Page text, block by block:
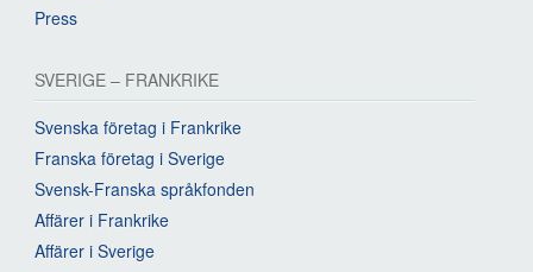
Press
SVERIGE – FRANKRIKE
Svenska företag i Frankrike
Franska företag i Sverige
Svensk-Franska språkfonden
Affärer i Frankrike
Affärer i Sverige